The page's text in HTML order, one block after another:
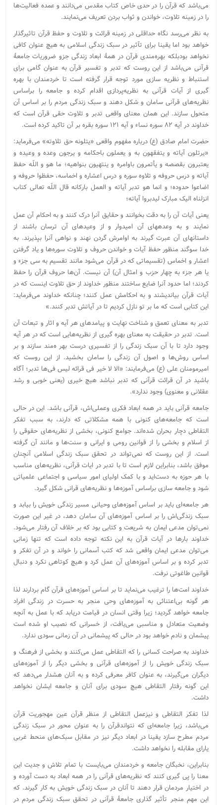
می‌باشد که قرآن را در حدی خاص کتاب مقدس می‌دانند و عمده فعالیت‌ها
را در زمینه تلاوت، خواندن و ثواب بردن تعریف می‌نمایند.
به نظر می‌رسد نگاه حداقلی در زمینه قرائت و تلاوت و حفظ قرآن تاثیرگذار
خواهد بود اما یقینا برای تآثیر در سبک زندگی اسلامی به هیچ عنوان کافی
نخواهد بودبلکه بهره‌مندی قرآن در همۀ ابعاد زندگی جزو ضروریات جامعۀ
قرآنی می‌باشد از این روست که تدبر و تفسیر قرآن به عنوان گامی برای
استنباط و نظریه سازی مورد توجه قرار گرفته است تا خردمندان با بهره
گیری از آیات قرآنی به نظریه‌پردازی اقدام کرده و جامعه را براساس
نظریه‌های قرآنی سامان و شکل دهند و سبک زندگی مردم را بر اساس آن
متحول سازند. این‌‌ همان معنای واقعی تدبر و تلاوت حقی قرآن است که
خداوند در آیه ۸۲ سوره نساء و آیه ۱۲۱ سوره بقره بر آن تاکید کرده است.
حضرت امام صادق (ع) درباره مفهوم واقعی «یتلونه حق تلاوته» می‌فرماید:
«یرتلون آیاته و یتفقهون به و یعملون باحکامه و یرجون وعده و وعیده و
یعتبرون بقصصه و یأتمرون باوامره و ینتهیون بنواهیه؛ ما هو و اللّه حفظ
آیاته و درس حروفه و تلاوه سوره و درس اعشاره و اخماسه، حفظوا حروفه و
اضاعوا حدوده؛ و انما هو تدبر آیاته و العمل بارکانه قال اللّه تعالی کتاب
انزلناه الیک مبارک لیدبروا آیاته؛
یعنی آیات آن را به دقت بخوانند و حقایق آنرا درک کنند و به احکام آن عمل
نمایند و به وعده‏های آن امیدوار و از وعیدهای آن ترسان باشند از
داستانهای آن عبرت گیرند به اوامرش گردن نهند و نواهی آنرا بپذیرند. به
خدا سوگند منظور حفظ آیات و خواندن حروف و تلاوت سوره‏‌ها و یاد گرفتن
اعشار و اخماس (تقسیماتی که در قرآن می‌‏شود مانند تقسیم به سی جزء و
یا هر جزء به چهار حزب و امثال آن) آن نیست. آن‌ها حروف قرآن را حفظ
کردند؛ اما حدود آنرا ضایع ساختند منظور خداوند از حق تلاوت اینست که در
آیات قرآن بیاندیشند و به احکامش عمل کنند؛ چنانکه خداوند می‌‏فرماید:
این کتابی است که ما بر تو نازل کردیم تا در آیاتش تدبر کنند.»
تدبر به معنای تعمق و شناخت ‌‌نهایت و پیامدهای هر آیه و اثار و تبعات آن
است. تدبر در حقیقت به معنای بهره گیری از نظریه‌هایی است که در هر آیه
وجود دارد تا با آن سبک زندگی را از تفسیری درست بهر ه‌مند سازند و بر
اساس روش‌ها و اصول آن زندگی را سامان بخشید. از این روست که
امیرمومنان علی (ع) می‌فرمایند: «الا لا خیر فی قرائه لیس فی‌ها تدبر؛ آگاه
باشید در آن قرائت قرآنی که تدبر نباشد هیچ خیری (یعنی خوبی و رشد
عقلانی و معنوی) وجود ندارد».
جامعه قرآنی باید در همه ابعاد فکری وعملی‌اش، قرآنی باشد. این در حالی
است که جامعه‌های کنونی با همه مشکلاتی که دارند، به سبب تفکر
التقاطی دچار بحران شده‌اند. جوامع کنونی، بخشی از نظریه‌های حقوقی را
از اسلام و بخشی را از قوانین رومی و ایرانی و سنت‌ها و مانند آن گرفته
است. از این روست که نمی‌تواند در تحقق سبک زندگی اسلامی آنچنان
موفق باشد، بنابراین لازم است تا با تدبر در ایات قرآنی، نظریه‌های مناسب
با هر حوزه به دست‌اید و با کمک اولیای امور سیاسی و اجتماعی علمیاتی
شود و جامعه سازی براساس آموزه‌ها و نظریه‌های قرانی شکل گیرد.
هر جامعه‌ای باید بر اساس آموزه‌های وحیانی مسیر زندگی خویش را بیابد و
سبک زندگی‌اش را بر اساس آموزه‌های آن سامان دهد، ‌در غیر این صورت
نمی‌توان مدعی ایمان به شریعت و کتابی بود که بر خلاف آن رفتار می‌شود.
خداوند بار‌ها در آیات قرآن به این نکته توجه داده است که تنها زمانی
می‌توان مدعی ایمان واقعی شد که کتب آسمانی را خواند و در آن تفکر و
تدبر کرده و بر اساس آموزه‌های آن عمل کرد و هیچ کوتاهی نکرد و دنبال
قوانین طاغوتی نرفت.
خداوند امت‌ها را ترغیب می‌نماید تا بر اساس آموزه‌های قرآن گام بردارند لذا
هر گونه بی‌اعتنائی به آموزه‌های وحی منجر به حسرت در زندگی افراد
جامعه خواهد گردید؛ زیرا وقتی انسان در قیامت دریابد که با عمل به آنچه
وضعیت متعادل و مناسبی می‌یافت، از خسرانی که نصیب او شده است
پیشمان و نادم خواهد بود در حالی که پیشمانی در آن زمانی سودی ندارد.
خداوند به صراحت کسانی را که التقاطی عمل می‌کنند و بخشی از فرهنگ و
سبک زندگی خویش را از آموزه‌های قرآنی و بخشی دیگر را از آموزه‌های
دیگران می‌گیرند، به عنوان کافر معرفی کرده و به آنان هشدار می‌دهد که
این گونه رفتار التقاطی هیچ سودی برای آنان و جامعه ایشان نخواهد
داشت.
لذا تفکر التقاطی و نیزعمل التقاطی از منظر قرآن عین مهجوریت قرآن
می‌باشد، زیرا جامعه‌ای که نتواندقرآن را به عنوان محور در سبک زندگی
مردم مطرح سازد یقینا در ابعاد دیگر نیز در مقابل سبک‌های منحط غربی
یارای مقابله را نخواهد داشت.
بنابراین، نخبگان جامعه و خردمندان می‌بایست با تمام تلاش و جدیت این
معنا را پی گیری کنند که نظریه‌های قرآنی را در همه ابعاد به دست آورده و
در اختیار مردمان قرار دهند تا آنان در سبک زندگی خویش به کار گیرند. که
این مهم منجر تأثیر گذاری جامعۀ قرآنی در تحقق سبک زندگی مردم در